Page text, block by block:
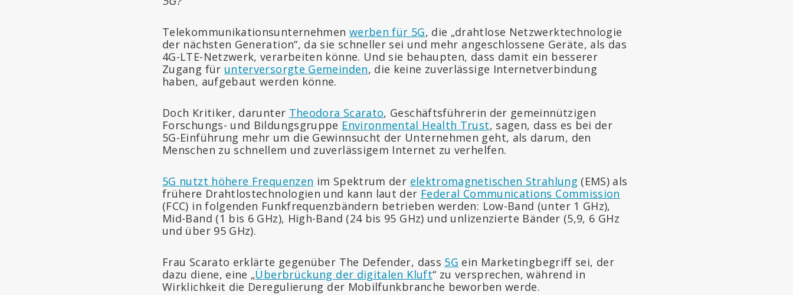
Telekommunikationsunternehmen werben für 5G, die „drahtlose Netzwerktechnologie
der nächsten Generation“, da sie schneller sei und mehr angeschlossene Geräte, als das
4G-LTE-Netzwerk, verarbeiten könne. Und sie behaupten, dass damit ein besserer
Zugang für unterversorgte Gemeinden, die keine zuverlässige Internetverbindung
haben, aufgebaut werden könne.
Doch Kritiker, darunter Theodora Scarato, Geschäftsführerin der gemeinnützigen
Forschungs- und Bildungsgruppe Environmental Health Trust, sagen, dass es bei der
5G-Einführung mehr um die Gewinnsucht der Unternehmen geht, als darum, den
Menschen zu schnellem und zuverlässigem Internet zu verhelfen.
5G nutzt höhere Frequenzen im Spektrum der elektromagnetischen Strahlung (EMS) als
frühere Drahtlostechnologien und kann laut der Federal Communications Commission
(FCC) in folgenden Funkfrequenzbändern betrieben werden: Low-Band (unter 1 GHz),
Mid-Band (1 bis 6 GHz), High-Band (24 bis 95 GHz) und unlizenzierte Bänder (5,9, 6 GHz
und über 95 GHz).
Frau Scarato erklärte gegenüber The Defender, dass 5G ein Marketingbegriff sei, der
dazu diene, eine „Überbrückung der digitalen Kluft“ zu versprechen, während in
Wirklichkeit die Deregulierung der Mobilfunkbranche beworben werde.